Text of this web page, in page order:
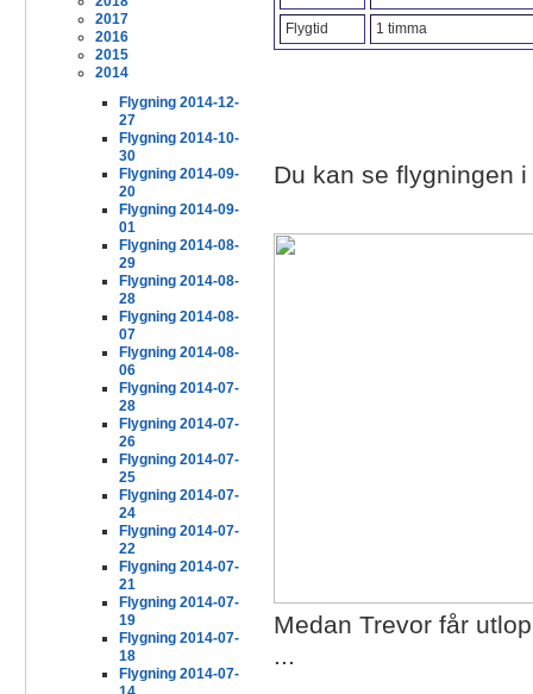
2017
2016
2015
2014
Flygning 2014-12-
27
Flygning 2014-10-
30
Flygning 2014-09-
20
Flygning 2014-09-
01
Flygning 2014-08-
29
Flygning 2014-08-
28
Flygning 2014-08-
07
Flygning 2014-08-
06
Flygning 2014-07-
28
Flygning 2014-07-
26
Flygning 2014-07-
25
Flygning 2014-07-
24
Flygning 2014-07-
22
Flygning 2014-07-
21
Flygning 2014-07-
19
Flygning 2014-07-
18
Flygning 2014-07-
Flygtid 1 timma
Du kan se flygningen i
Medan Trevor får
...